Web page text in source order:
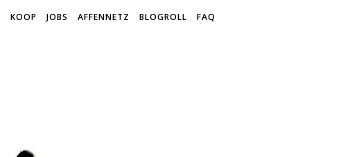
KOOP JOBS AFFENNETZ BLOGROLL FAQ